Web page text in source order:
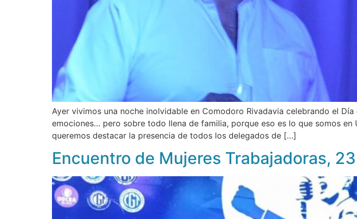
Ayer vivimos una noche inolvidable en Comodoro Rivadavia celebrando el
emociones… pero sobre todo llena de familia, porque eso es lo que somos en
queremos destacar la presencia de todos los delegados de […]
Encuentro de Mujeres Trabajadoras,